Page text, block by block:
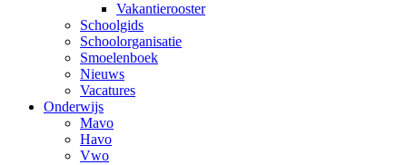
Vakantierooster
Schoolgids
Schoolorganisatie
Smoelenboek
Nieuws
Vacatures
Onderwijs
Mavo
Havo
Vwo